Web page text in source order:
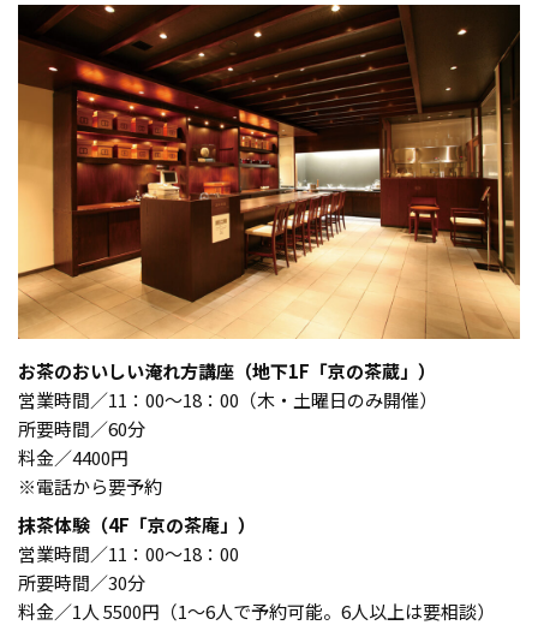
お茶のおいしい淹れ方講座（地下1F「京の茶蔵」）
営業時間／11：00～18：00（木・土曜日のみ開催）
所要時間／60分
料金／4400円
※電話から要予約
抹茶体験（4F「京の茶庵」）
営業時間／11：00～18：00
所要時間／30分
料金／1人 5500円（1～6人で予約可能。6人以上は要相談）